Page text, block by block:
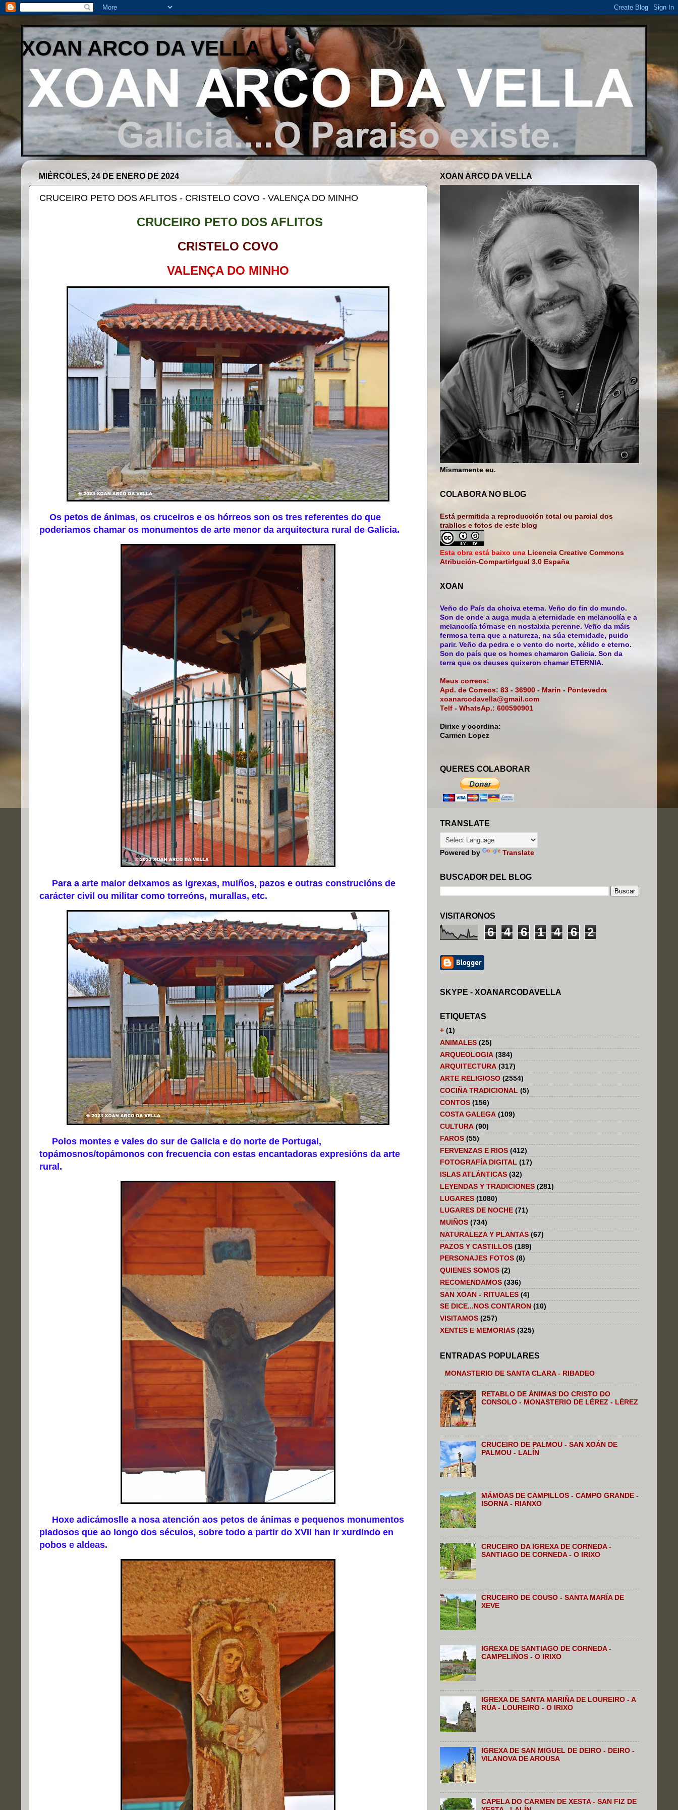
XOAN ARCO DA VELLA
MIÉRCOLES, 24 DE ENERO DE 2024
CRUCEIRO PETO DOS AFLITOS - CRISTELO COVO - VALENÇA DO MINHO
CRUCEIRO PETO DOS AFLITOS
CRISTELO COVO
VALENÇA DO MINHO
Os petos de ánimas, os cruceiros e os hórreos son os tres referentes do que
poderiamos chamar os monumentos de arte menor da arquitectura rural de Galicia.
Para a arte maior deixamos as igrexas, muiños, pazos e outras construcións de
carácter civil ou militar como torreóns, murallas, etc.
Polos montes e vales do sur de Galicia e do norte de Portugal,
topámosnos/topámonos con frecuencia con estas encantadoras expresións da arte
rural.
Hoxe adicámoslle a nosa atención aos petos de ánimas e pequenos monumentos
piadosos que ao longo dos séculos, sobre todo a partir do XVII han ir xurdindo en
pobos e aldeas.
XOAN ARCO DA VELLA
Mismamente eu.
COLABORA NO BLOG
Está permitida a reproducción total ou parcial dos
trabllos e fotos de este blog
Esta obra está baixo una Licencia Creative Commons
Atribución-CompartirIgual 3.0 España
XOAN
Veño do País da choiva eterna. Veño do fin do mundo.
Son de onde a auga muda a eternidade en melancolía e a
melancolía tórnase en nostalxia perenne. Veño da máis
fermosa terra que a natureza, na súa eternidade, puido
parir. Veño da pedra e o vento do norte, xélido e eterno.
Son do país que os homes chamaron Galicia. Son da
terra que os deuses quixeron chamar ETERNIA.
Meus correos:
Apd. de Correos: 83 - 36900 - Marin - Pontevedra
xoanarcodavella@gmail.com
Telf - WhatsAp.: 600590901
Dirixe y coordina:
Carmen Lopez
QUERES COLABORAR
TRANSLATE
Powered by Translate
BUSCADOR DEL BLOG
VISITARONOS
6 4 6 1 4 6 2
SKYPE - XOANARCODAVELLA
ETIQUETAS
+ (1)
ANIMALES (25)
ARQUEOLOGIA (384)
ARQUITECTURA (317)
ARTE RELIGIOSO (2554)
COCIÑA TRADICIONAL (5)
CONTOS (156)
COSTA GALEGA (109)
CULTURA (90)
FAROS (55)
FERVENZAS E RIOS (412)
FOTOGRAFÍA DIGITAL (17)
ISLAS ATLÁNTICAS (32)
LEYENDAS Y TRADICIONES (281)
LUGARES (1080)
LUGARES DE NOCHE (71)
MUIÑOS (734)
NATURALEZA Y PLANTAS (67)
PAZOS Y CASTILLOS (189)
PERSONAJES FOTOS (8)
QUIENES SOMOS (2)
RECOMENDAMOS (336)
SAN XOAN - RITUALES (4)
SE DICE...NOS CONTARON (10)
VISITAMOS (257)
XENTES E MEMORIAS (325)
ENTRADAS POPULARES
MONASTERIO DE SANTA CLARA - RIBADEO
RETABLO DE ÁNIMAS DO CRISTO DO
CONSOLO - MONASTERIO DE LÉREZ - LÉREZ
CRUCEIRO DE PALMOU - SAN XOÁN DE
PALMOU - LALÍN
MÁMOAS DE CAMPILLOS - CAMPO GRANDE -
ISORNA - RIANXO
CRUCEIRO DA IGREXA DE CORNEDA -
SANTIAGO DE CORNEDA - O IRIXO
CRUCEIRO DE COUSO - SANTA MARÍA DE
XEVE
IGREXA DE SANTIAGO DE CORNEDA -
CAMPELIÑOS - O IRIXO
IGREXA DE SANTA MARIÑA DE LOUREIRO - A
RÚA - LOUREIRO - O IRIXO
IGREXA DE SAN MIGUEL DE DEIRO - DEIRO -
VILANOVA DE AROUSA
CAPELA DO CARMEN DE XESTA - SAN FIZ DE